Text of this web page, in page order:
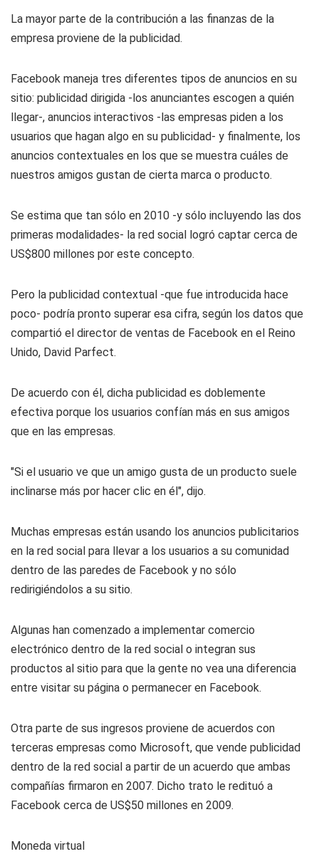
La mayor parte de la contribución a las finanzas de la
empresa proviene de la publicidad.
Facebook maneja tres diferentes tipos de anuncios en su
sitio: publicidad dirigida -los anunciantes escogen a quién
llegar-, anuncios interactivos -las empresas piden a los
usuarios que hagan algo en su publicidad- y finalmente, los
anuncios contextuales en los que se muestra cuáles de
nuestros amigos gustan de cierta marca o producto.
Se estima que tan sólo en 2010 -y sólo incluyendo las dos
primeras modalidades- la red social logró captar cerca de
US$800 millones por este concepto.
Pero la publicidad contextual -que fue introducida hace
poco- podría pronto superar esa cifra, según los datos que
compartió el director de ventas de Facebook en el Reino
Unido, David Parfect.
De acuerdo con él, dicha publicidad es doblemente
efectiva porque los usuarios confían más en sus amigos
que en las empresas.
"Si el usuario ve que un amigo gusta de un producto suele
inclinarse más por hacer clic en él", dijo.
Muchas empresas están usando los anuncios publicitarios
en la red social para llevar a los usuarios a su comunidad
dentro de las paredes de Facebook y no sólo
redirigiéndolos a su sitio.
Algunas han comenzado a implementar comercio
electrónico dentro de la red social o integran sus
productos al sitio para que la gente no vea una diferencia
entre visitar su página o permanecer en Facebook.
Otra parte de sus ingresos proviene de acuerdos con
terceras empresas como Microsoft, que vende publicidad
dentro de la red social a partir de un acuerdo que ambas
compañías firmaron en 2007. Dicho trato le redituó a
Facebook cerca de US$50 millones en 2009.
Moneda virtual